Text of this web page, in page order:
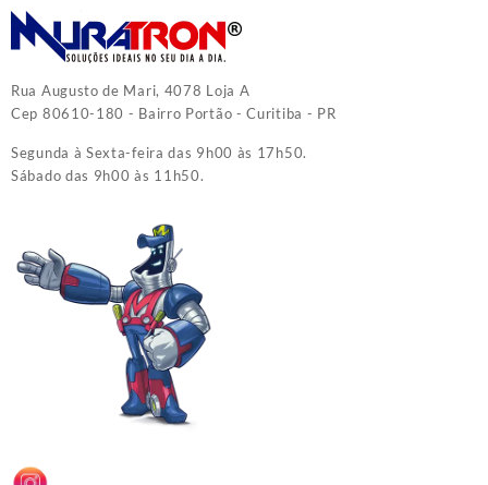
Rua Augusto de Mari, 4078 Loja A
Cep 80610-180 - Bairro Portão - Curitiba - PR
Segunda à Sexta-feira das 9h00 às 17h50.
Sábado das 9h00 às 11h50.